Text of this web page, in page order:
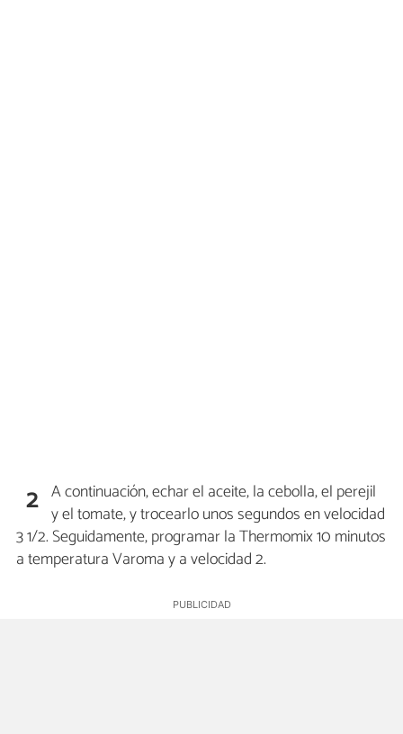
2 A continuación, echar el aceite, la cebolla, el perejil
y el tomate, y trocearlo unos segundos en velocidad
3 1/2. Seguidamente, programar la Thermomix 10 minutos
a temperatura Varoma y a velocidad 2.